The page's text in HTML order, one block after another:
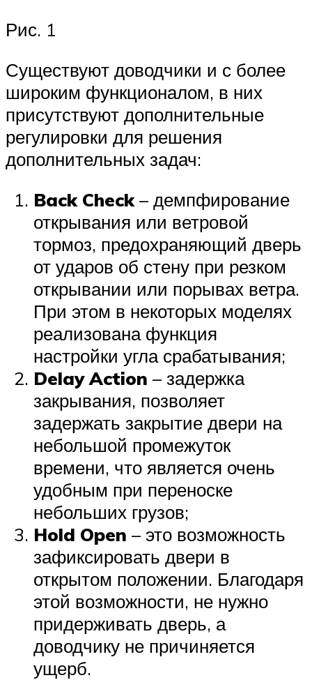
Рис. 1
Существуют доводчики и с более
широким функционалом, в них
присутствуют дополнительные
регулировки для решения
дополнительных задач:
Back Check– демпфирование
открывания или ветровой
тормоз, предохраняющий дверь
от ударов об стену при резком
открывании или порывах ветра.
При этом в некоторых моделях
реализована функция
настройки угла срабатывания;
Delay Action – задержка
закрывания, позволяет
задержать закрытие двери на
небольшой промежуток
времени, что является очень
удобным при переноске
небольших грузов;
Hold Open – это возможность
зафиксировать двери в
открытом положении. Благодаря
этой возможности, не нужно
придерживать дверь, а
доводчику не причиняется
ущерб.